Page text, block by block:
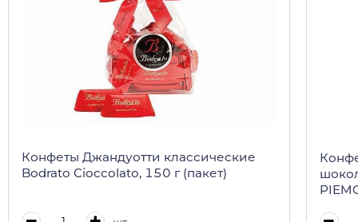
Конфеты Джандуотти классические
Bodrato Cioccolato, 150 г (пакет)